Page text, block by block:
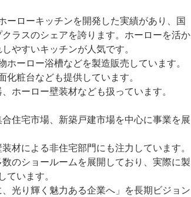
ーローキッチンを開発した実績があり、国
ラスのシェアを誇ります。ホーローを活か
やすいキッチンが人気です。
ホーロー浴槽などを製造販売しています。
化粧台なども提供しています。
ホーロー壁装材なども扱っています。
住宅市場、新築戸建市場を中心に事業を展
材による非住宅部門にも注力しています。
数のショールームを展開しており、実際に製
ています。
光り輝く魅力ある企業へ」を長期ビジョン